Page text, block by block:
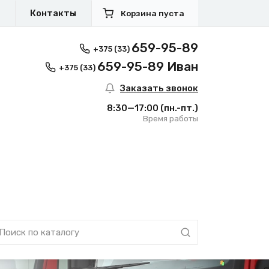
Контакты Корзина пуста
+375 (33) 659-95-89
+375 (33) 659-95-89 Иван
Заказать звонок
8:30—17:00 (пн.-пт.)
Время работы